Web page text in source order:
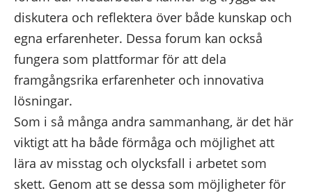
diskutera och reflektera över både kunskap och
egna erfarenheter. Dessa forum kan också
fungera som plattformar för att dela
framgångsrika erfarenheter och innovativa
lösningar.
Som i så många andra sammanhang, är det här
viktigt att ha både förmåga och möjlighet att
lära av misstag och olycksfall i arbetet som
skett. Genom att se dessa som möjligheter för